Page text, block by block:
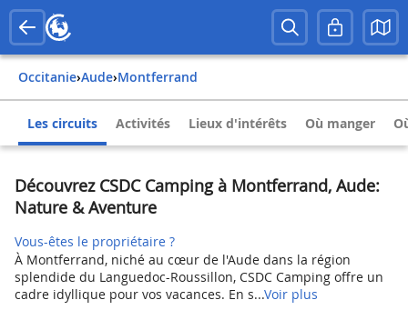
Occitanie› Aude› Montferrand
Les circuits Activités Lieux d'intérêts Où manger
Découvrez CSDC Camping à Montferrand, Aude:
Nature & Aventure
Vous-êtes le propriétaire ?
À Montferrand, niché au cœur de l'Aude dans la région
splendide du Languedoc-Roussillon, CSDC Camping offre un
cadre idyllique pour vos vacances. En s...Voir plus